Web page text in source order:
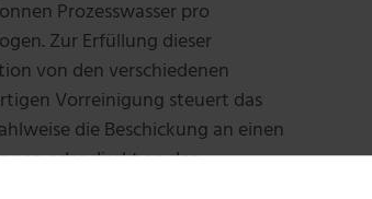
Prozesswasser pro
Zur Erfüllung dieser
von den verschiedenen
Vorreinigung steuert das
die Beschickung an einen
oder direkt an den
von Kalkmilch den pH-Wert